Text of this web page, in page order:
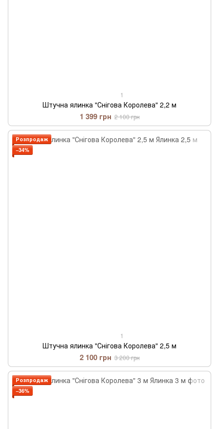
1
Штучна ялинка "Снігова Королева" 2,2 м
1 399 грн 2 100 грн
Розпродаж
−34%
1
Штучна ялинка "Снігова Королева" 2,5 м
2 100 грн 3 200 грн
Розпродаж
−36%